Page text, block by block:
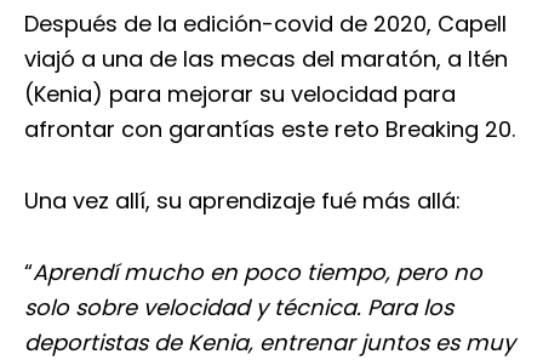
Después de la edición-covid de 2020, Capell
viajó a una de las mecas del maratón, a Itén
(Kenia) para mejorar su velocidad para
afrontar con garantías este reto Breaking 20.
Una vez allí, su aprendizaje fué más allá:
“Aprendí mucho en poco tiempo, pero no
solo sobre velocidad y técnica. Para los
deportistas de Kenia, entrenar juntos es muy